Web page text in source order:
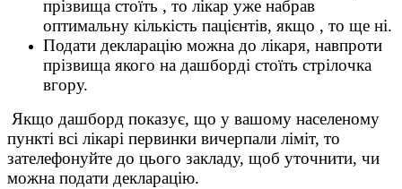
прізвища стоїть , то лікар уже набрав
оптимальну кількість пацієнтів, якщо , то ще ні.
Подати декларацію можна до лікаря, навпроти
прізвища якого на дашборді стоїть стрілочка
вгору.
Якщо дашборд показує, що у вашому населеному
пункті всі лікарі первинки вичерпали ліміт, то
зателефонуйте до цього закладу, щоб уточнити, чи
можна подати декларацію.